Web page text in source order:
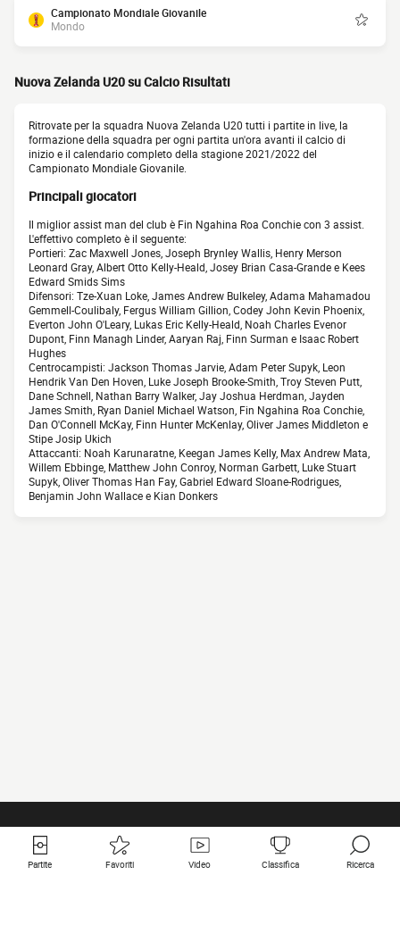
Campionato Mondiale Giovanile
Mondo
Nuova Zelanda U20 su Calcio Risultati
Ritrovate per la squadra Nuova Zelanda U20 tutti i partite in live, la
formazione della squadra per ogni partita un'ora avanti il calcio di
inizio e il calendario completo della stagione 2021/2022 del
Campionato Mondiale Giovanile.
Principali giocatori
Il miglior assist man del club è Fin Ngahina Roa Conchie con 3 assist.
L'effettivo completo è il seguente:
Portieri: Zac Maxwell Jones, Joseph Brynley Wallis, Henry Merson
Leonard Gray, Albert Otto Kelly-Heald, Josey Brian Casa-Grande e Kees
Edward Smids Sims
Difensori: Tze-Xuan Loke, James Andrew Bulkeley, Adama Mahamadou
Gemmell-Coulibaly, Fergus William Gillion, Codey John Kevin Phoenix,
Everton John O'Leary, Lukas Eric Kelly-Heald, Noah Charles Evenor
Dupont, Finn Managh Linder, Aaryan Raj, Finn Surman e Isaac Robert
Hughes
Centrocampisti: Jackson Thomas Jarvie, Adam Peter Supyk, Leon
Hendrik Van Den Hoven, Luke Joseph Brooke-Smith, Troy Steven Putt,
Dane Schnell, Nathan Barry Walker, Jay Joshua Herdman, Jayden
James Smith, Ryan Daniel Michael Watson, Fin Ngahina Roa Conchie,
Dan O'Connell McKay, Finn Hunter McKenlay, Oliver James Middleton e
Stipe Josip Ukich
Attaccanti: Noah Karunaratne, Keegan James Kelly, Max Andrew Mata,
Willem Ebbinge, Matthew John Conroy, Norman Garbett, Luke Stuart
Supyk, Oliver Thomas Han Fay, Gabriel Edward Sloane-Rodrigues,
Benjamin John Wallace e Kian Donkers
Partite Favoriti Video Classifica Ricerca